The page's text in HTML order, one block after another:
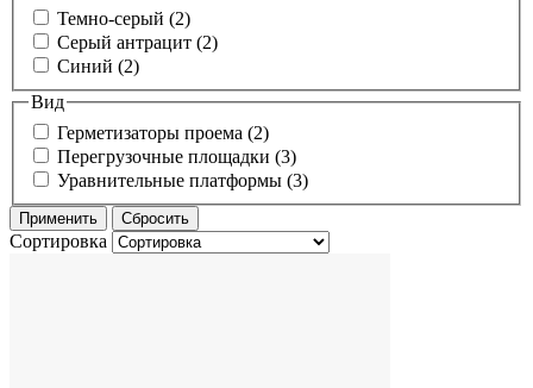
Темно-серый (2)
Серый антрацит (2)
Синий (2)
Вид
Герметизаторы проема (2)
Перегрузочные площадки (3)
Уравнительные платформы (3)
Сортировка